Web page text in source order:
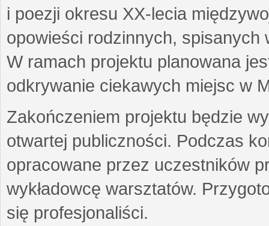
i poezji okresu XX-lecia
opowieści rodzinnych,
W ramach projektu planowana
odkrywanie ciekawych miejsc w
Zakończeniem projektu będzie
otwartej publiczności. Podczas
opracowane przez uczestników
wykładowcę warsztatów.
się profesjonaliści.